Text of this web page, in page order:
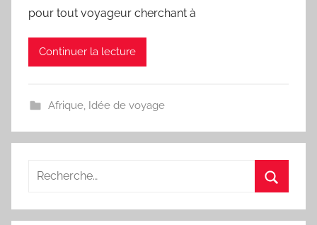
pour tout voyageur cherchant à
Continuer la lecture
Afrique, Idée de voyage
Recherche
: